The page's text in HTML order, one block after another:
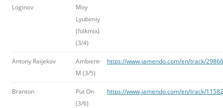
Loginov
Moy
Lyubimiy
(folkmix)
(3/4)
Antony Raijekov
Ambient-
M (3/5)
https://www.jamendo.com/en/track/
Branton
Put On
(3/6)
https://www.jamendo.com/en/track/